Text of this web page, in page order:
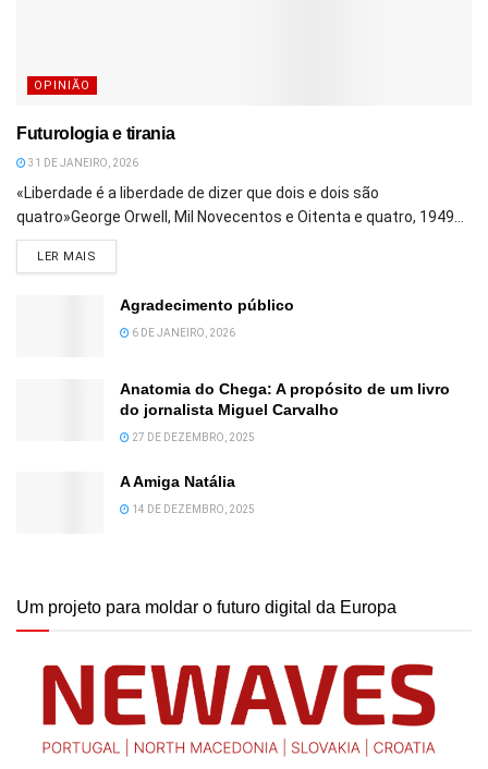
OPINIÃO
Futurologia e tirania
31 DE JANEIRO, 2026
«Liberdade é a liberdade de dizer que dois e dois são
quatro»George Orwell, Mil Novecentos e Oitenta e quatro, 1949...
LER MAIS
Agradecimento público
6 DE JANEIRO, 2026
Anatomia do Chega: A propósito de um livro
do jornalista Miguel Carvalho
27 DE DEZEMBRO, 2025
A Amiga Natália
14 DE DEZEMBRO, 2025
Um projeto para moldar o futuro digital da Europa